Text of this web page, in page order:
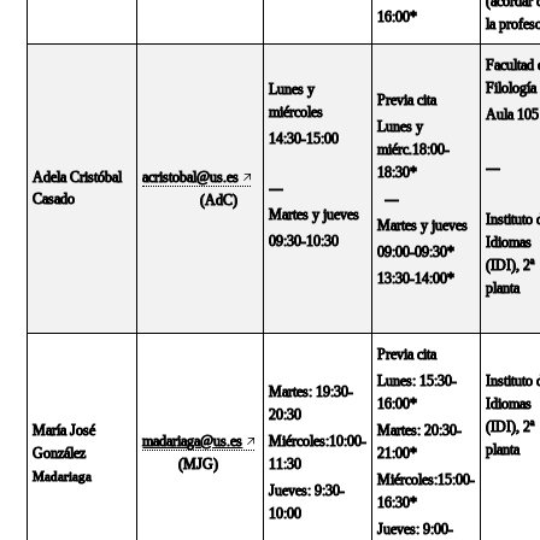
16:00*
la
Adela Cristóbal
Casado
acristobal@us.es
(AdC)
Lunes y
miércoles
14:30-15:00
---
Martes y jueves
09:30-10:30
Previa cita
Lunes y
miérc.18:00-
18:30*
---
Martes y jueves
09:00-09:30*
13:30-14:00*
Facultad
Filología
Aula 105
---
Instituto
Idiomas
(IDI), 2ª
planta
María José
González
Madariaga
madariaga@us.es
(MJG)
Martes: 19:30-
20:30
Miércoles:10:00-
11:30
Jueves: 9:30-
10:00
Previa cita
Lunes: 15:30-
16:00*
Martes: 20:30-
21:00*
Miércoles:15:00-
16:30*
Jueves: 9:00-
Instituto
Idiomas
(IDI), 2ª
planta